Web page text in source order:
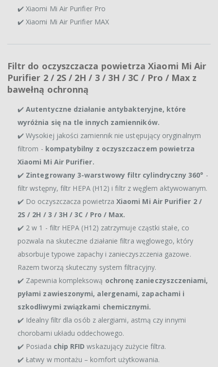
✔️ Xiaomi Mi Air Purifier Pro
✔️ Xiaomi Mi Air Purifier MAX
Filtr do oczyszczacza powietrza Xiaomi Mi Air
Purifier 2 / 2S / 2H / 3 / 3H / 3C / Pro / Max z
bawełną ochronną
✔️Autentyczne działanie antybakteryjne, które
wyróżnia się na tle innych zamienników.
✔️ Wysokiej jakości zamiennik nie ustępujący oryginalnym
filtrom - kompatybilny z oczyszczaczem powietrza
Xiaomi Mi Air Purifier.
✔️ Zintegrowany 3-warstwowy filtr cylindryczny 360° -
filtr wstępny, filtr HEPA (H12) i filtr z węglem aktywowanym.
✔️ Do oczyszczacza powietrza Xiaomi Mi Air Purifier 2 /
2S / 2H / 3 / 3H / 3C / Pro / Max.
✔️ 2 w 1 - filtr HEPA (H12) zatrzymuje cząstki stałe, co
pozwala na skuteczne działanie filtra węglowego, który
absorbuje typowe zapachy i zanieczyszczenia gazowe.
Razem tworzą skuteczny system filtracyjny.
✔️ Zapewnia kompleksową ochronę zanieczyszczeniami,
pyłami zawieszonymi, alergenami, zapachami i
szkodliwymi związkami chemicznymi.
✔️ Idealny filtr dla osób z alergiami, astmą czy innymi
chorobami układu oddechowego.
✔️ Posiada chip RFID wskazujący zużycie filtra.
✔️ Łatwy w montażu – komfort użytkowania.